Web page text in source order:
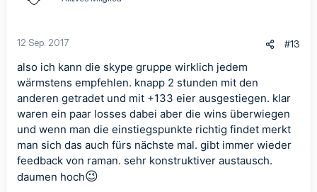
12 Sep. 2017 #13
also ich kann die skype gruppe wirklich jedem
wärmstens empfehlen. knapp 2 stunden mit den
anderen getradet und mit +133 eier ausgestiegen. klar
waren ein paar losses dabei aber die wins überwiegen
und wenn man die einstiegspunkte richtig findet merkt
man sich das auch fürs nächste mal. gibt immer wieder
feedback von raman. sehr konstruktiver austausch.
daumen hoch😉